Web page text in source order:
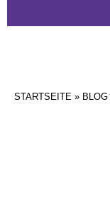
STARTSEITE » BLOG